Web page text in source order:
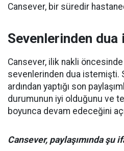
Cansever, bir süredir
Sevenlerinden
Cansever, ilik nakli öncesinde
sevenlerinden dua istemişti.
ardından yaptığı son
durumunun iyi olduğunu ve
boyunca devam edeceğini
Cansever, paylaşımında şu